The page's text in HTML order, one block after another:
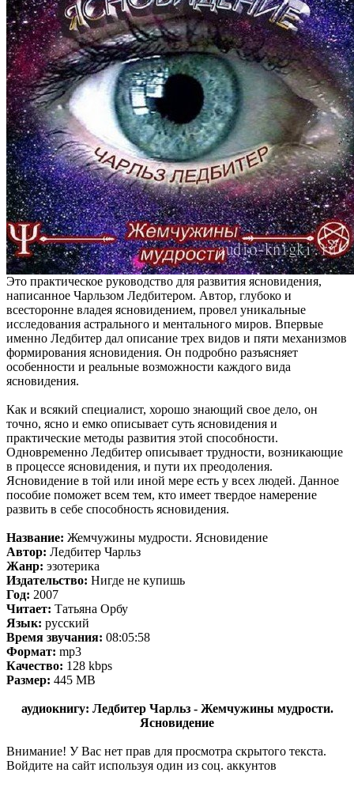
Это практическое руководство для развития ясновидения,
написанное Чарльзом Ледбитером. Автор, глубоко и
всесторонне владея ясновидением, провел уникальные
исследования астрального и ментального миров. Впервые
именно Ледбитер дал описание трех видов и пяти механизмов
формирования ясновидения. Он подробно разъясняет
особенности и реальные возможности каждого вида
ясновидения.
Как и всякий специалист, хорошо знающий свое дело, он
точно, ясно и емко описывает суть ясновидения и
практические методы развития этой способности.
Одновременно Ледбитер описывает трудности, возникающие
в процессе ясновидения, и пути их преодоления.
Ясновидение в той или иной мере есть у всех людей. Данное
пособие поможет всем тем, кто имеет твердое намерение
развить в себе способность ясновидения.
Название: Жемчужины мудрости. Ясновидение
Автор: Ледбитер Чарльз
Жанр: эзотерика
Издательство: Нигде не купишь
Год: 2007
Читает: Татьяна Орбу
Язык: русский
Время звучания: 08:05:58
Формат: mp3
Качество: 128 kbps
Размер: 445 MB
аудиокнигу: Ледбитер Чарльз - Жемчужины мудрости.
Ясновидение
Внимание! У Вас нет прав для просмотра скрытого текста.
Войдите на сайт используя один из соц. аккунтов